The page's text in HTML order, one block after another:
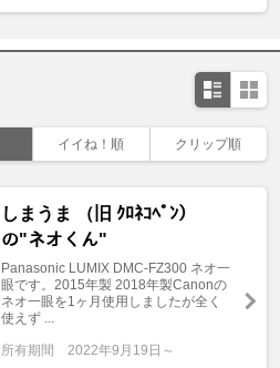
イイね！順 クリップ順
しまうま （旧 ｸﾛﾈｺﾍﾟﾝ）
の"ネオくん"
Panasonic LUMIX DMC-FZ300 ネオ一
眼です。2015年製 2018年製Canonの
ネオ一眼を1ヶ月使用しましたが全く
使えず ...
所有期間 2022年9月19日～